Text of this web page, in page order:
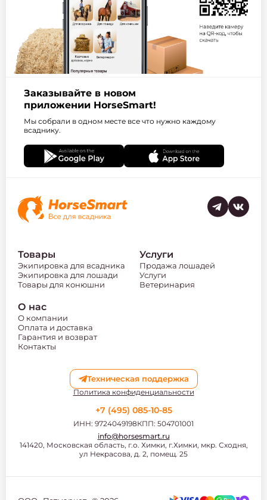
Заказывайте в новом
приложении HorseSmart!
Мы собрали в одном месте все что нужно каждому
всаднику.
Товары
Экипировка для всадника
Экипировка для лошади
Товары для конюшни
Услуги
Продажа лошадей
Услуги
Ветеринария
О нас
О компании
Оплата и доставка
Гарантия и возврат
Контакты
Техническая поддержка
Политика конфиденциальности
141420, Московская область, г.о. Химки, г.Химки, мкр. Сходня,
ул Некрасова, д. 2, помещ. 25
+7 (495) 085-10-85
ИНН: 9724049198КПП: 504701001
info@horsesmart.ru